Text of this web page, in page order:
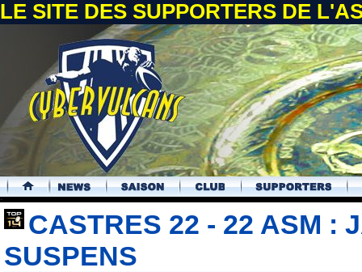
LE SITE DES SUPPORTERS DE
.
CASTRES 22 - 22 ASM :
SUSPENS